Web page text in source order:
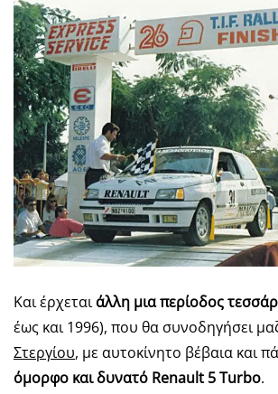
Και έρχεταιάλλη μια περίοδος
έως και 1996), που θα συνοδηγήσει
Στεργίου, με αυτοκίνητο βέβαια και
όμορφο και δυνατό Renault 5 Turbo.